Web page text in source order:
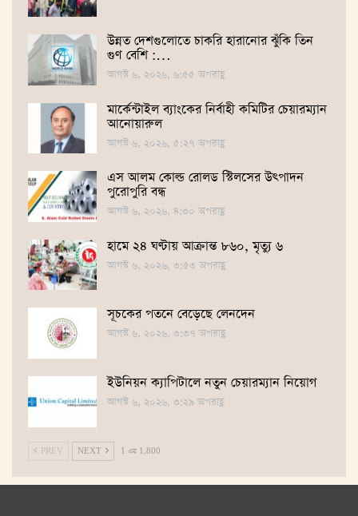
উন্নত দেশগুলোতে চাকরি হারানোর ঝুঁকি তিন
গুণ বেশি :…
আগস্ট ৬, ২০২৬, ৬:৫৫ অপরাহ্ণ
মার্কেন্টাইল ব্যাংকের নির্বাহী কমিটির চেয়ারম্যান
আনোয়ারুল
আগস্ট ৬, ২০২৬, ৫:২৭ অপরাহ্ণ
এস আলম কোল্ড রোলড স্টিলসের উৎপাদন
পুরোপুরি বন্ধ
আগস্ট ৬, ২০২৬, ৪:৩০ অপরাহ্ণ
হামে ২৪ ঘণ্টায় আক্রান্ত ৮৬০, মৃত্যু ৬
আগস্ট ৬, ২০২৬, ৩:৫৩ অপরাহ্ণ
সূচকের পতনে বেড়েছে লেনদেন
আগস্ট ৬, ২০২৬, ৩:৩৭ অপরাহ্ণ
ইউনিয়ন ক্যাপিটালে নতুন চেয়ারম্যান নিয়োগ
আগস্ট ৬, ২০২৬, ৩:২৯ অপরাহ্ণ
PREV NEXT 1 এর 1,800